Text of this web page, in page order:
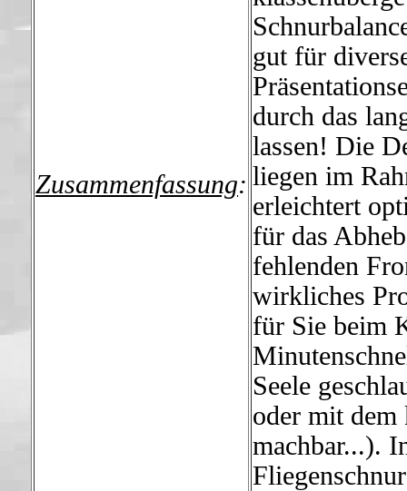
Zusammenfassung:
gut für
durch das
lassen! Die
liegen im
erleichtert
für das
fehlenden
wirkliches
für Sie beim
Seele
oder mit dem
machbar...).